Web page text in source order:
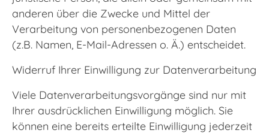
anderen über die Zwecke und Mittel der
Verarbeitung von personenbezogenen Daten
(z.B. Namen, E-Mail-Adressen o. Ä.) entscheidet.
Widerruf Ihrer Einwilligung zur Datenverarbeitung
Viele Datenverarbeitungsvorgänge sind nur mit
Ihrer ausdrücklichen Einwilligung möglich. Sie
können eine bereits erteilte Einwilligung jederzeit